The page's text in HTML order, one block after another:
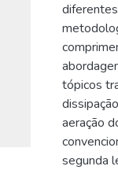
tópicos
aeração
segunda